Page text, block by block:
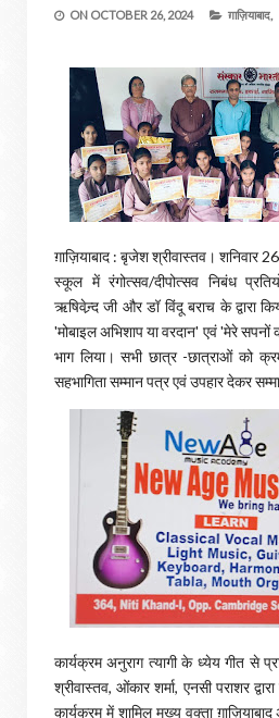
ON OCTOBER 26, 2024 ग़ाज़ियाबाद,
ग़ाज़ियाबाद : बृजेश श्रीवास्तव। शनिवार
स्कूल में रंगोत्सव/दीपोत्सव‌ निबंध
ऋषिवेन्र्द जी और डॉ विंदू बराच के द्वारा
'मोबाइल अभिशाप या वरदान' एवं 'मेरे सपनों
भाग लिया। सभी छात्र -छात्राओं को
सहभागिता सम्मान पत्र एवं उपहार देकर
कार्यक्रम अनुराग त्यागी के ध्येय गीत से
श्रीवास्तव, ओंकार शर्मा, एनसी पराशर
कार्यक्रम में शामिल मुख्य वक्ता ग़ाज़ियाबाद